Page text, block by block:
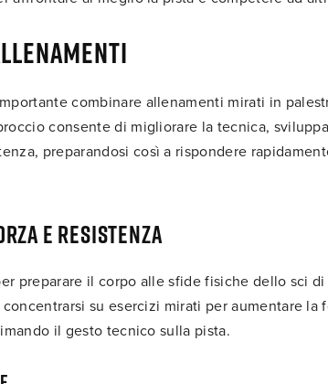
combinare allenamenti mirati in
consente di migliorare la tecnica,
preparandosi così a rispondere
e resistenza
preparare il corpo alle sfide fisiche dello sci di
su esercizi mirati per aumentare la
il gesto tecnico sulla pista.